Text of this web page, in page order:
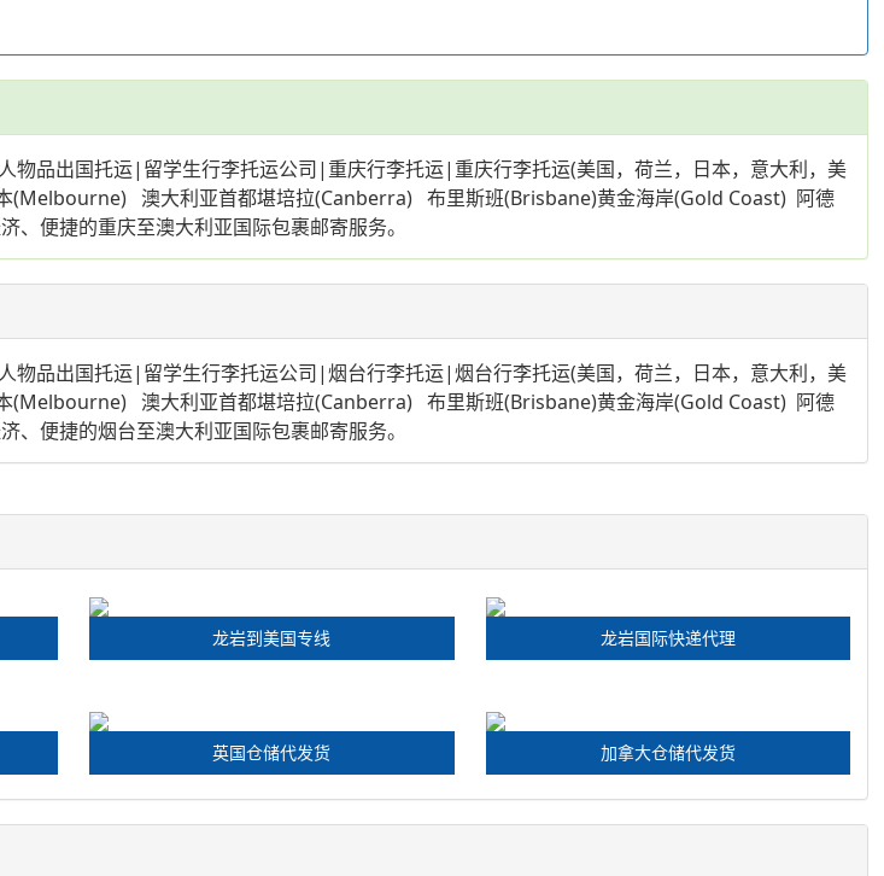
品出国托运|留学生行李托运公司|重庆行李托运|重庆行李托运(美国，荷兰，日本，意大利，美
(Melbourne) 澳大利亚首都堪培拉(Canberra) 布里斯班(Brisbane)黄金海岸(Gold Coast) 阿德
便捷的重庆至澳大利亚国际包裹邮寄服务。
品出国托运|留学生行李托运公司|烟台行李托运|烟台行李托运(美国，荷兰，日本，意大利，美
(Melbourne) 澳大利亚首都堪培拉(Canberra) 布里斯班(Brisbane)黄金海岸(Gold Coast) 阿德
便捷的烟台至澳大利亚国际包裹邮寄服务。
龙岩到美国专线 龙岩国际快递代理
英国仓储代发货 加拿大仓储代发货